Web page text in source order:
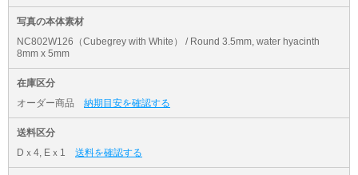
写真の本体素材
NC802W126（Cubegrey with White） / Round 3.5mm, water hyacinth
8mm x 5mm
在庫区分
オーダー商品 納期目安を確認する
送料区分
Dｘ4, Eｘ1 送料を確認する